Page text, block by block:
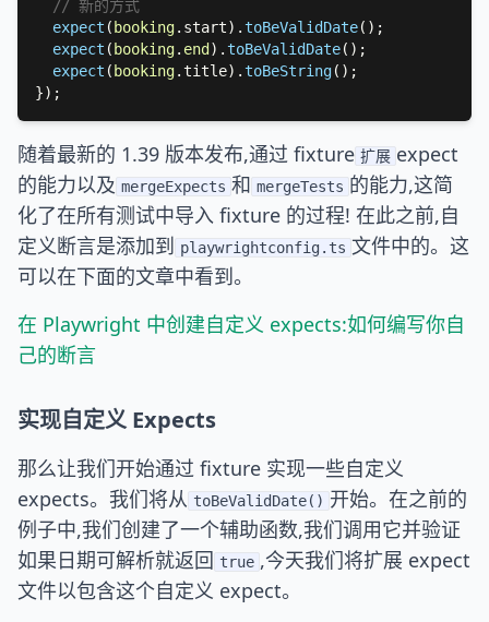
expect ( booking.start).toBeValidDate
expect ( booking. end ).toBeValidDate
expect ( booking.title).toBeString
随着最新的 1.39 版本发布,通过 fixture 扩展 expect
的能力以及 mergeExpects 和 mergeTests 的能力,这简
化了在所有测试中导入 fixture 的过程! 在此之前,自
定义断言是添加到 playwrightconfig.ts 文件中的。这
可以在下面的文章中看到。
在 Playwright 中创建自定义 expects:如何编写你自
己的断言
实现自定义 Expects
那么让我们开始通过 fixture 实现一些自定义
expects。我们将从 toBeValidDate() 开始。在之前的
例子中,我们创建了一个辅助函数,我们调用它并验证
如果日期可解析就返回 true ,今天我们将扩展 expect
文件以包含这个自定义 expect。